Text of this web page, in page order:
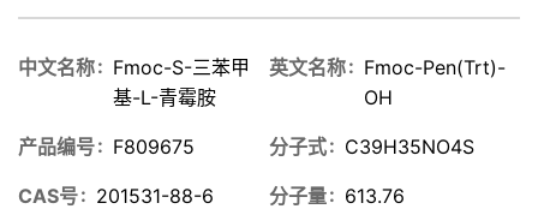
中文名称
Fmoc-S-三苯甲
基-L-青霉胺
英文名称
Fmoc-Pen(Trt)-
OH
产品编号 F809675 分子式 C39H35NO4S
CAS号 201531-88-6 分子量 613.76